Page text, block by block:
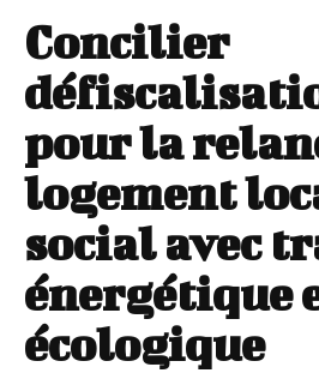
Concilier
pour la
logement
social avec
énergétique
écologique